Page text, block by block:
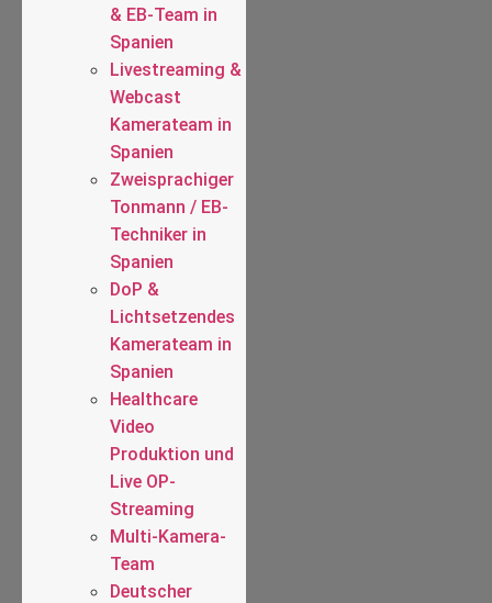
& EB-Team in
Spanien
Livestreaming &
Webcast
Kamerateam in
Spanien
Zweisprachiger
Tonmann / EB-
Techniker in
Spanien
DoP &
Lichtsetzendes
Kamerateam in
Spanien
Healthcare
Video
Produktion und
Live OP-
Streaming
Multi-Kamera-
Team
Deutscher